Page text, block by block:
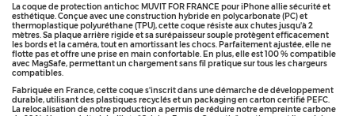
La coque de protection antichoc MUVIT FOR FRANCE pour iPhone allie sécurité et
esthétique. Conçue avec une construction hybride en polycarbonate (PC) et
thermoplastique polyuréthane (TPU), cette coque résiste aux chutes jusqu'à 2
mètres. Sa plaque arrière rigide et sa surépaisseur souple protègent efficacement
les bords et la caméra, tout en amortissant les chocs. Parfaitement ajustée, elle ne
flotte pas et offre une prise en main confortable. En plus, elle est 100 % compatible
avec MagSafe, permettant un chargement sans fil pratique sur tous les chargeurs
compatibles.
Fabriquée en France, cette coque s'inscrit dans une démarche de développement
durable, utilisant des plastiques recyclés et un packaging en carton certifié PEFC.
La relocalisation de notre production a permis de réduire notre empreinte carbone